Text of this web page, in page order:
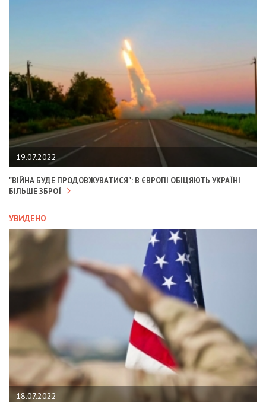
19.07.2022
"ВІЙНА БУДЕ ПРОДОВЖУВАТИСЯ": В ЄВРОПІ ОБІЦЯЮТЬ УКРАЇНІ
БІЛЬШЕ ЗБРОЇ
УВИДЕНО
18.07.2022